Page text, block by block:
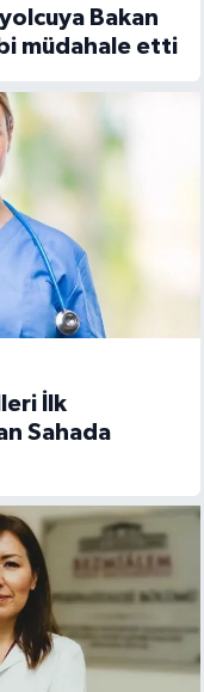
Bakan
müdahale etti
İlk
Sahada